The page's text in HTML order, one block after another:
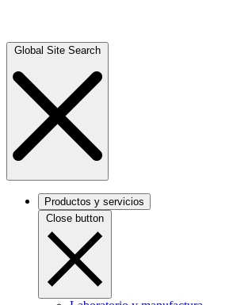
Global Site Search
Productos y servicios
Close button